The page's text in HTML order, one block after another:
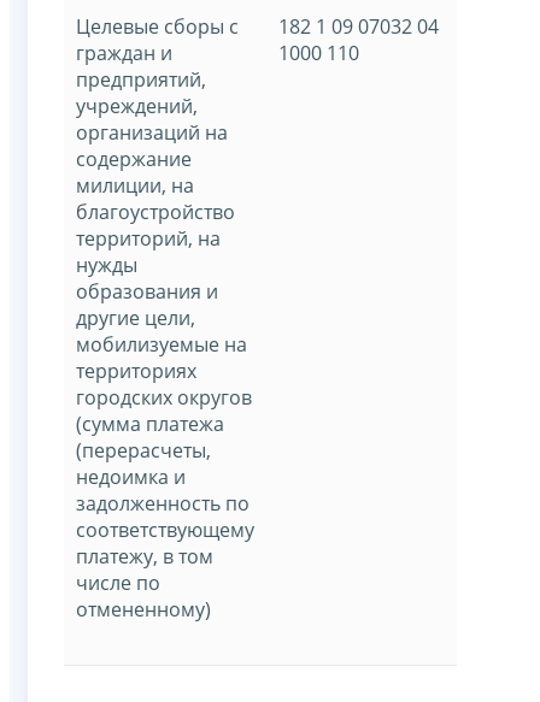
Целевые сборы с
граждан и
предприятий,
учреждений,
организаций на
содержание
милиции, на
благоустройство
территорий, на
нужды
образования и
другие цели,
мобилизуемые на
территориях
городских округов
(сумма платежа
(перерасчеты,
недоимка и
задолженность по
соответствующему
платежу, в том
числе по
отмененному)
182 1 09 07032 04
1000 110